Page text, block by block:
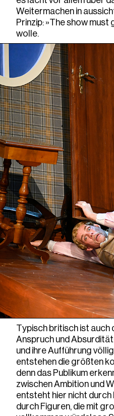
Weitermachen in
Prinzip: »The show must
wolle.
Typisch britisch ist
Anspruch und
und ihre Aufführung
entstehen die größten
denn das Publikum
zwischen Ambition und
entsteht hier nicht durch
durch Figuren, die mit